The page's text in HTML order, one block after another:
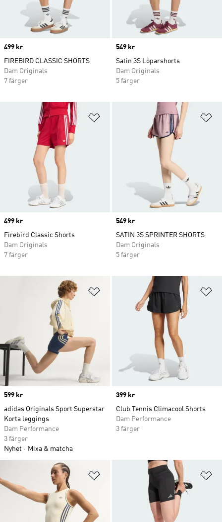
Price
499 kr
FIREBIRD CLASSIC SHORTS
Dam Originals
7 färger
Price
549 kr
Satin 3S Löparshorts
Dam Originals
5 färger
Lägg till på önskelistan
Price
499 kr
Firebird Classic Shorts
Dam Originals
7 färger
Price
549 kr
SATIN 3S SPRINTER SHORTS
Dam Originals
5 färger
Lägg till på önskelistan
Price
599 kr
adidas Originals Sport Superstar
Korta leggings
Dam Performance
3 färger
Nyhet
Mixa & matcha
Price
399 kr
Club Tennis Climacool Shorts
Dam Performance
3 färger
Lägg till på önskelistan